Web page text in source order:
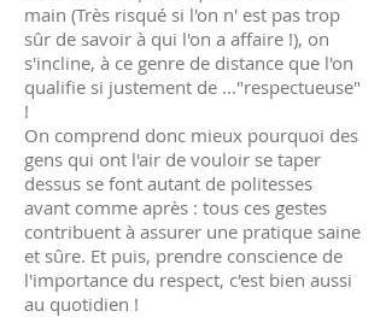
main (Très risqué si l'on n' est pas trop
sûr de savoir à qui l'on a affaire !), on
s'incline, à ce genre de distance que l'on
qualifie si justement de ..."respectueuse"
!
On comprend donc mieux pourquoi des
gens qui ont l'air de vouloir se taper
dessus se font autant de politesses
avant comme après : tous ces gestes
contribuent à assurer une pratique saine
et sûre. Et puis, prendre conscience de
l'importance du respect, c'est bien aussi
au quotidien !